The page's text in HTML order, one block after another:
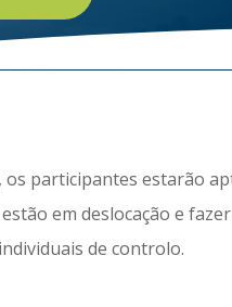
os participantes estarão
em deslocação e
de controlo.